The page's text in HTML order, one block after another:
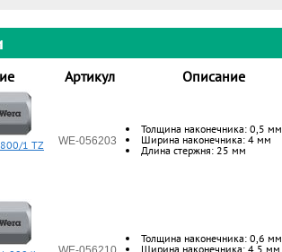
Артикул Описание
1 TZ
WE-056203
Толщина наконечника: 0,5 мм
Ширина наконечника: 4 мм
Длина стержня: 25 мм
Толщина наконечника: 0,6 мм
Ширина наконечника: 4,5 мм